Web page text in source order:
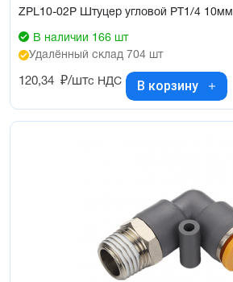
ZPL10-02P Штуцер угловой PT1/4 10мм
В наличии 166 шт
Удалённый склад 704 шт
120,34 ₽/штс НДС В корзину